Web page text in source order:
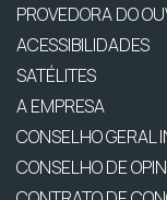
PROVEDORA DO
ACESSIBILIDADES
SATÉLITES
A EMPRESA
CONSELHO GERAL
CONSELHO DE